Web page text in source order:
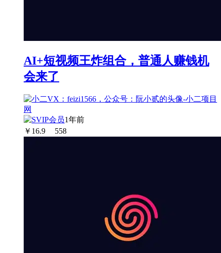
AI+短视频王炸组合，普通人赚钱机
会来了
1年前
￥ 16.9 558